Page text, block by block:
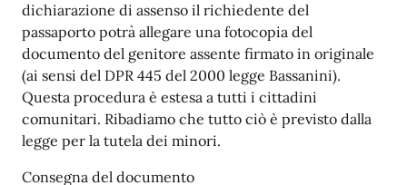
dichiarazione di assenso il richiedente del
passaporto potrà allegare una fotocopia del
documento del genitore assente firmato in originale
(ai sensi del DPR 445 del 2000 legge Bassanini).
Questa procedura è estesa a tutti i cittadini
comunitari. Ribadiamo che tutto ciò è previsto dalla
legge per la tutela dei minori.
Consegna del documento